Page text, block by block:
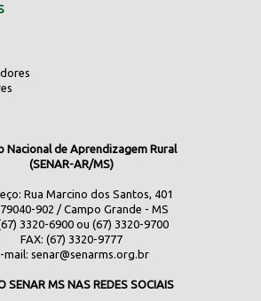
Nacional de Aprendizagem Rural
(SENAR-AR/MS)
Rua Marcino dos Santos, 401
79040-902 / Campo Grande - MS
3320-6900 ou (67) 3320-9700
FAX: (67) 3320-9777
mail: senar@senarms.org.br
SENAR MS NAS REDES SOCIAIS